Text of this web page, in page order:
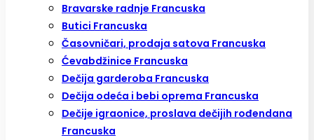
Bravarske radnje Francuska
Butici Francuska
Časovničari, prodaja satova Francuska
Ćevabdžinice Francuska
Dečija garderoba Francuska
Dečija odeća i bebi oprema Francuska
Dečije igraonice, proslava dečijih rođendana
Francuska